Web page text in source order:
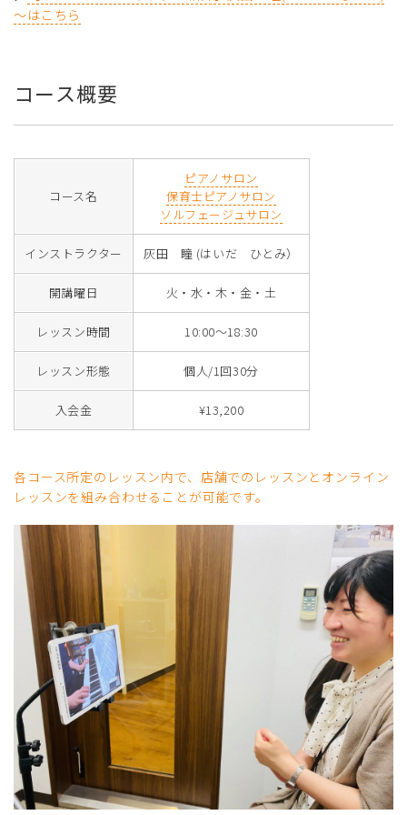
～はこちら
コース概要
コース名
ピアノサロン
保育士ピアノサロン
ソルフェージュサロン
インストラクター 灰田 瞳 (はいだ ひとみ）
開講曜日 火・水・木・金・土
レッスン時間 10:00～18:30
レッスン形態 個人/1回30分
入会金 ¥13,200
各コース所定のレッスン内で、店舗でのレッスンとオンライン
レッスンを組み合わせることが可能です。